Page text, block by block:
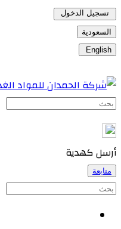
تسجيل الدخول
السعودية
English
أرسل كهدية
متابعة